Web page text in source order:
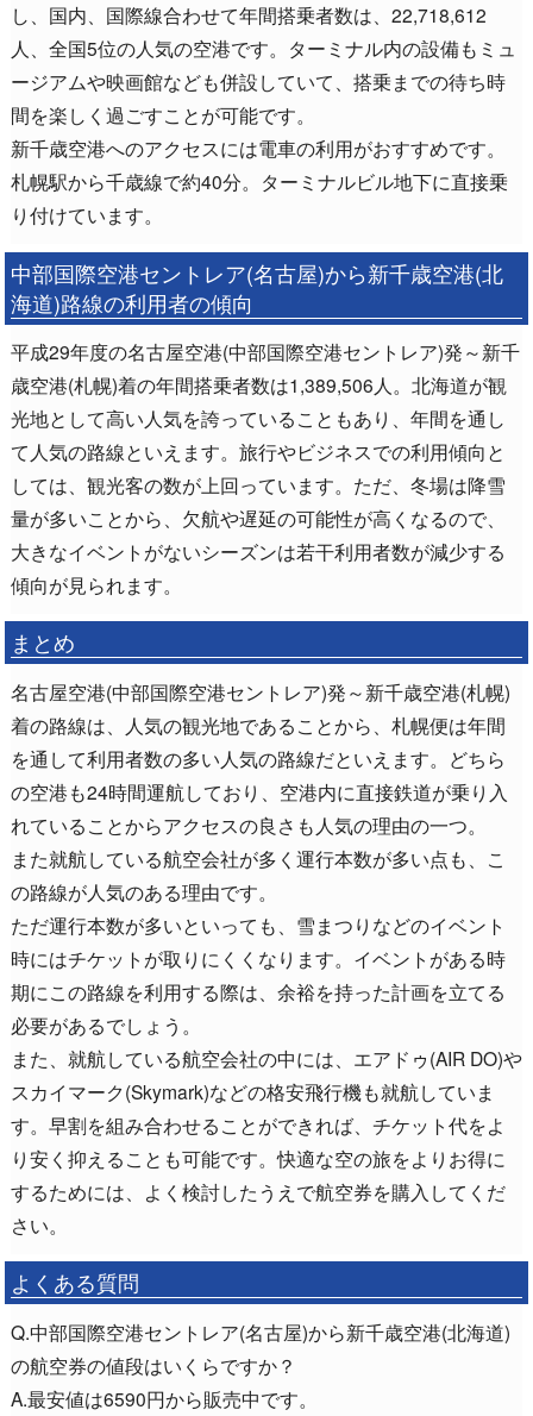
し、国内、国際線合わせて年間搭乗者数は、22,718,612
人、全国5位の人気の空港です。ターミナル内の設備もミュ
ージアムや映画館なども併設していて、搭乗までの待ち時
間を楽しく過ごすことが可能です。
新千歳空港へのアクセスには電車の利用がおすすめです。
札幌駅から千歳線で約40分。ターミナルビル地下に直接乗
り付けています。
中部国際空港セントレア(名古屋)から新千歳空港(北
海道)路線の利用者の傾向
平成29年度の名古屋空港(中部国際空港セントレア)発～新千
歳空港(札幌)着の年間搭乗者数は1,389,506人。北海道が観
光地として高い人気を誇っていることもあり、年間を通し
て人気の路線といえます。旅行やビジネスでの利用傾向と
しては、観光客の数が上回っています。ただ、冬場は降雪
量が多いことから、欠航や遅延の可能性が高くなるので、
大きなイベントがないシーズンは若干利用者数が減少する
傾向が見られます。
まとめ
名古屋空港(中部国際空港セントレア)発～新千歳空港(札幌)
着の路線は、人気の観光地であることから、札幌便は年間
を通して利用者数の多い人気の路線だといえます。どちら
の空港も24時間運航しており、空港内に直接鉄道が乗り入
れていることからアクセスの良さも人気の理由の一つ。
また就航している航空会社が多く運行本数が多い点も、こ
の路線が人気のある理由です。
ただ運行本数が多いといっても、雪まつりなどのイベント
時にはチケットが取りにくくなります。イベントがある時
期にこの路線を利用する際は、余裕を持った計画を立てる
必要があるでしょう。
また、就航している航空会社の中には、エアドゥ(AIR DO)や
スカイマーク(Skymark)などの格安飛行機も就航していま
す。早割を組み合わせることができれば、チケット代をよ
り安く抑えることも可能です。快適な空の旅をよりお得に
するためには、よく検討したうえで航空券を購入してくだ
さい。
よくある質問
Q.中部国際空港セントレア(名古屋)から新千歳空港(北海道)
の航空券の値段はいくらですか？
A.最安値は6590円から販売中です。